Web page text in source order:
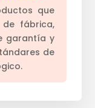
que
de fábrica,
garantía y
de